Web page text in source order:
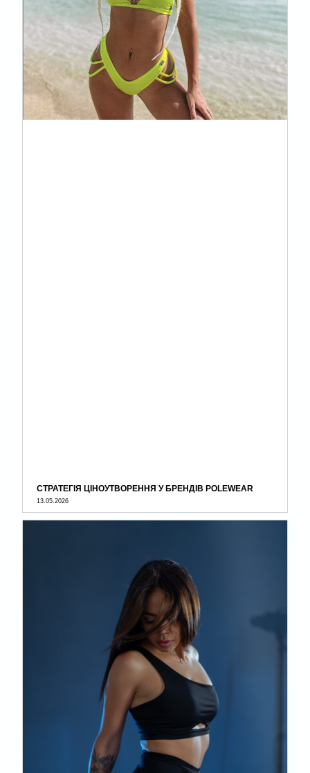
СТРАТЕГІЯ ЦІНОУТВОРЕННЯ У БРЕНДІВ POLEWEAR
13.05.2026